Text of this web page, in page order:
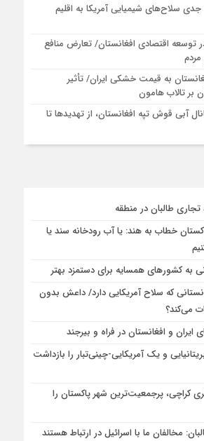
سلاح‌های شیمیایی آمریکا به اقلیم
اقتصادی افغانستان/ تعارض منافع
به قیمت خشکی ایران/ تأثیر
بر تالاب هامون
آبی قوش تپه افغانستان، از تهدیدها تا
طالبان در منطقه
خطاب به هند: یا آب رودخانه سند یا
به کشورهای همسایه برای دستمزد بهتر
که سلاح آمریکایی دارد/ داعش بدون
می‌کند؟
ایران و افغانستان در فراه و بیرجند
و یک آمریکایی-چینی‌تبار را بازداشت
۴.۷ ریشتری کراچی، پرجمعیت‌ترین شهر پاکستان را
مخالفان ما با اسرائیل در ارتباط هستند